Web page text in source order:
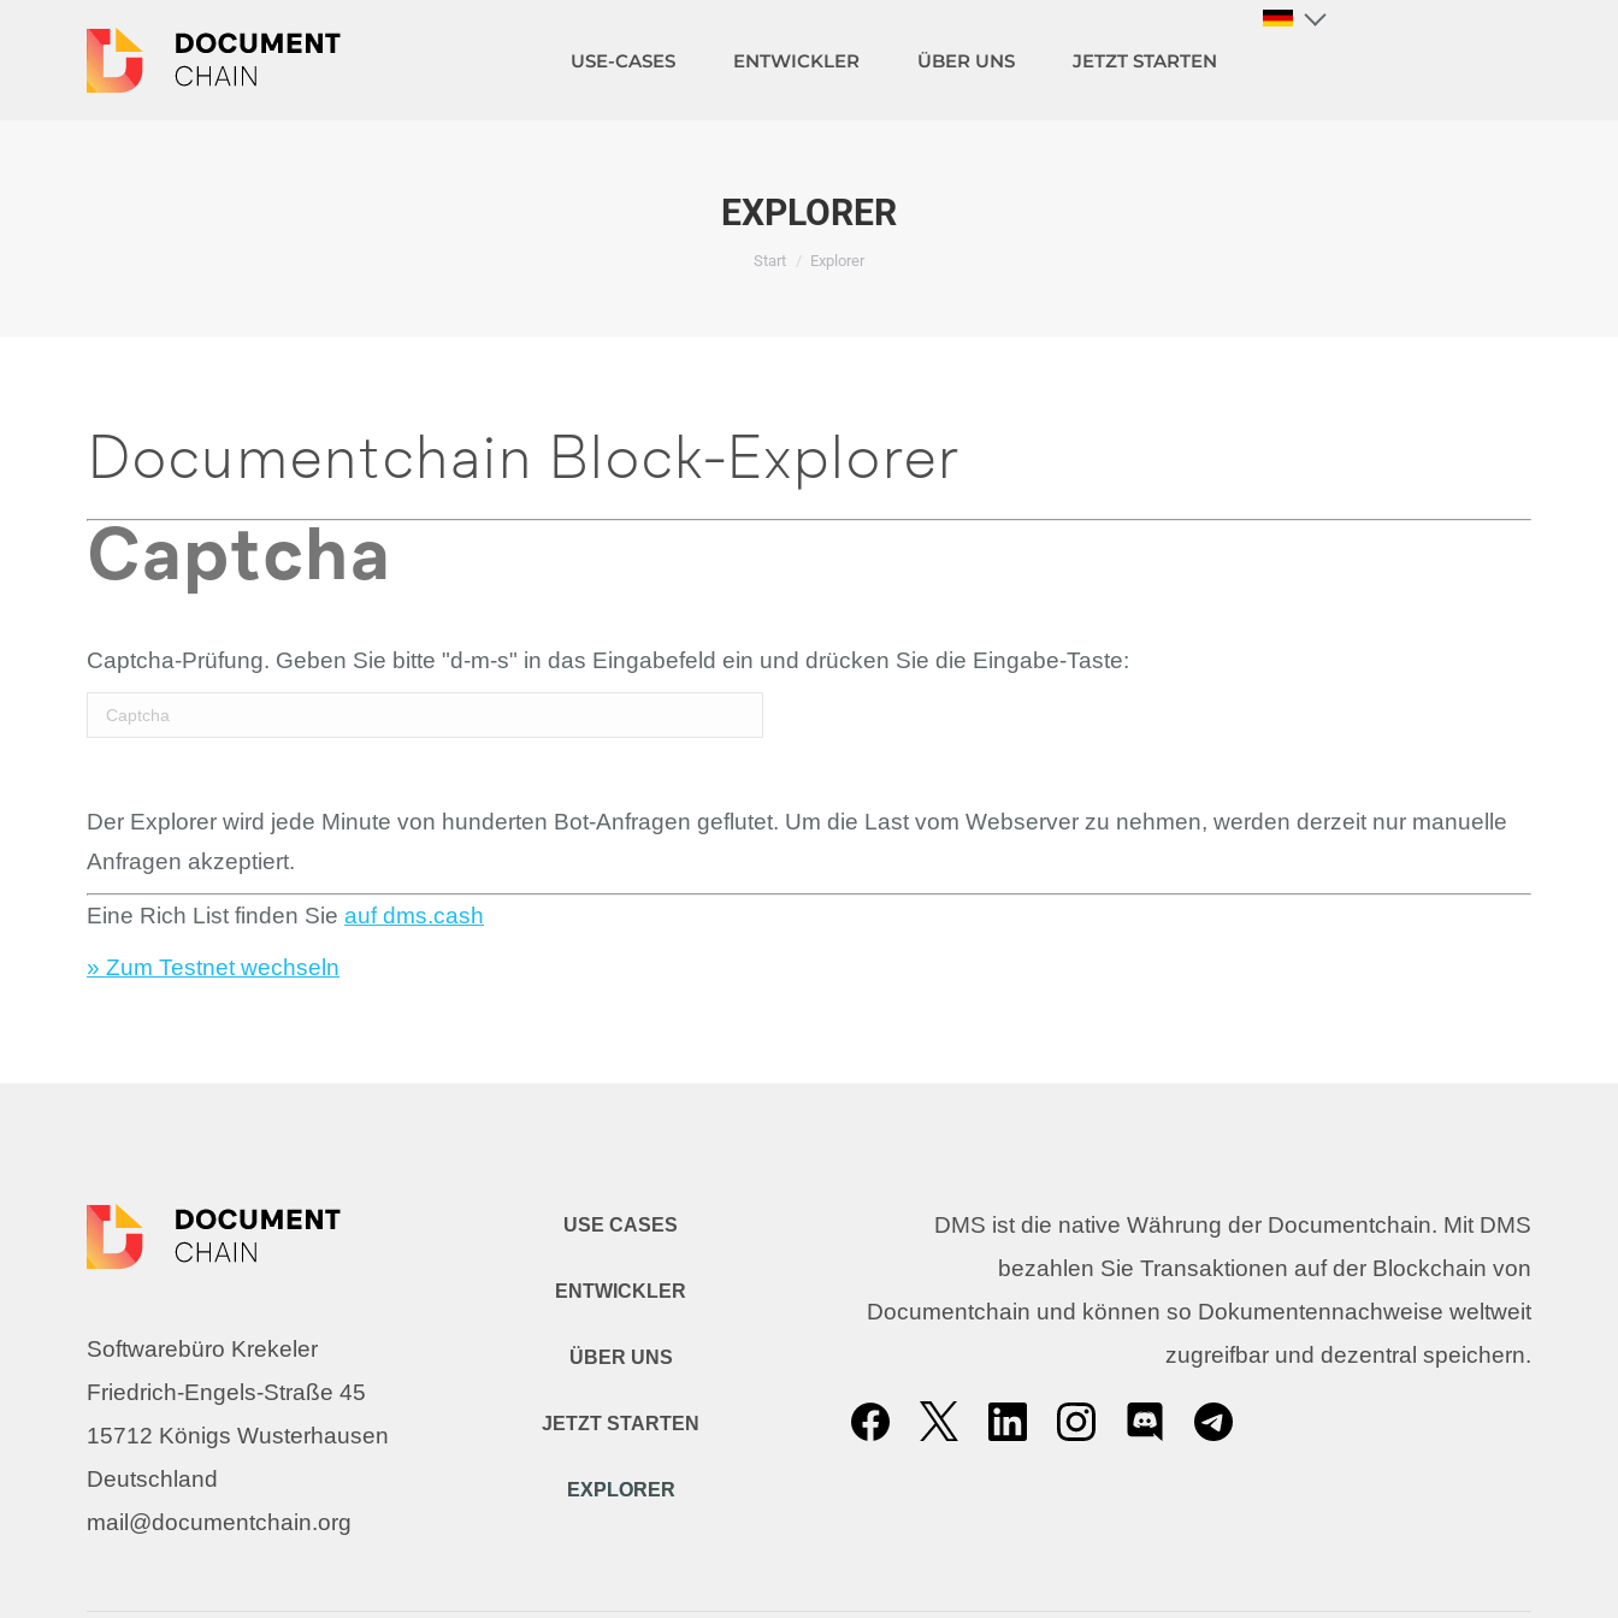
USE-CASES ENTWICKLER ÜBER UNS JETZT STARTEN
EXPLORER
Sie befinden sich hier:
Start Explorer
Documentchain Block-Explorer
Captcha
Captcha-Prüfung. Geben Sie bitte "d-m-s" in das Eingabefeld ein und drücken Sie die Eingabe-Taste:
Der Explorer wird jede Minute von hunderten Bot-Anfragen geflutet. Um die Last vom Webserver zu nehmen, werden derzeit nur manuelle
Anfragen akzeptiert.
Eine Rich List finden Sie auf dms.cash
» Zum Testnet wechseln
Softwarebüro Krekeler
Friedrich-Engels-Straße 45
15712 Königs Wusterhausen
Deutschland
mail@documentchain.org
USE CASES
ENTWICKLER
ÜBER UNS
JETZT STARTEN
EXPLORER
DMS ist die native Währung der Documentchain. Mit DMS
bezahlen Sie Transaktionen auf der Blockchain von
Documentchain und können so Dokumentennachweise weltweit
zugreifbar und dezentral speichern.